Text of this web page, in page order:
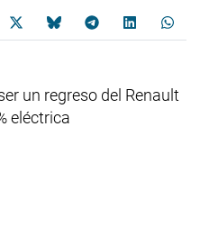
un regreso del Renault
eléctrica